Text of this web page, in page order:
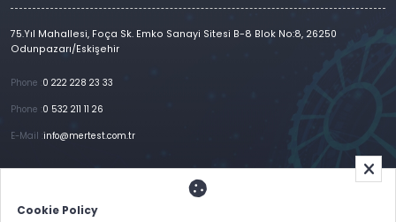
Cookie Policy
75.Yıl Mahallesi, Foça Sk. Emko Sanayi Sitesi B-8 Blok No:8, 26250
Odunpazarı/Eskişehir
Phone : 0 222 228 23 33
Phone : 0 532 211 11 26
E-Mail :info@mertest.com.tr
References